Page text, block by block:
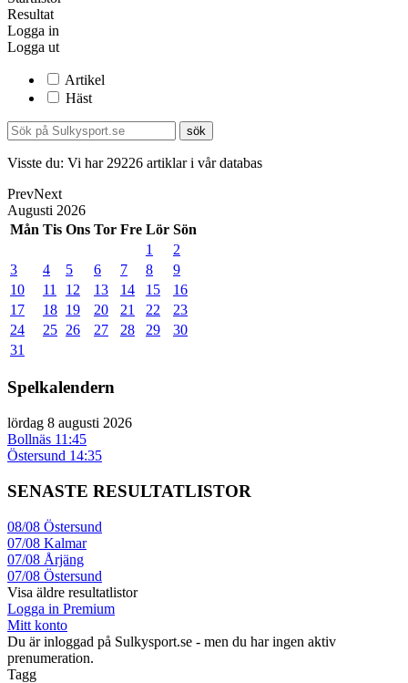
Resultat
Logga in
Logga ut
Artikel
Häst
Visste du: Vi har 29226 artiklar i vår databas
PrevNext
Augusti 2026
Mån Tis Ons Tor Fre Lör Sön
1
2
3
4 5 6 7 8
9
10
11 12 13 14 15
16
17
18 19 20 21 22
23
24
25 26 27 28 29
30
31
Spelkalendern
lördag 8 augusti 2026
Bollnäs 11:45
Östersund 14:35
SENASTE RESULTATLISTOR
08/08 Östersund
07/08 Kalmar
07/08 Årjäng
07/08 Östersund
Visa äldre resultatlistor
Logga in Premium
Mitt konto
Du är inloggad på Sulkysport.se - men du har ingen aktiv
prenumeration.
Tagg